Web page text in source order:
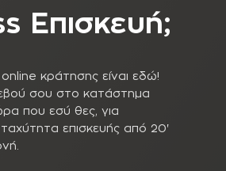
Eπισκευή;
κράτησης είναι εδώ!
σου στο κατάστημα
που εσύ θες, για
επισκευής από 20'